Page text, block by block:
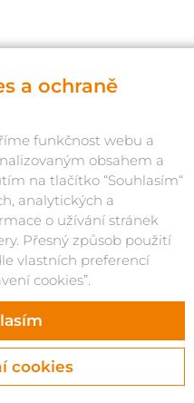
a ochraně
funkčnost webu a
obsahem a
na tlačítko “Souhlasím“
analytických a
o užívání stránek
Přesný způsob použití
vlastních preferencí
cookies”.
cookies